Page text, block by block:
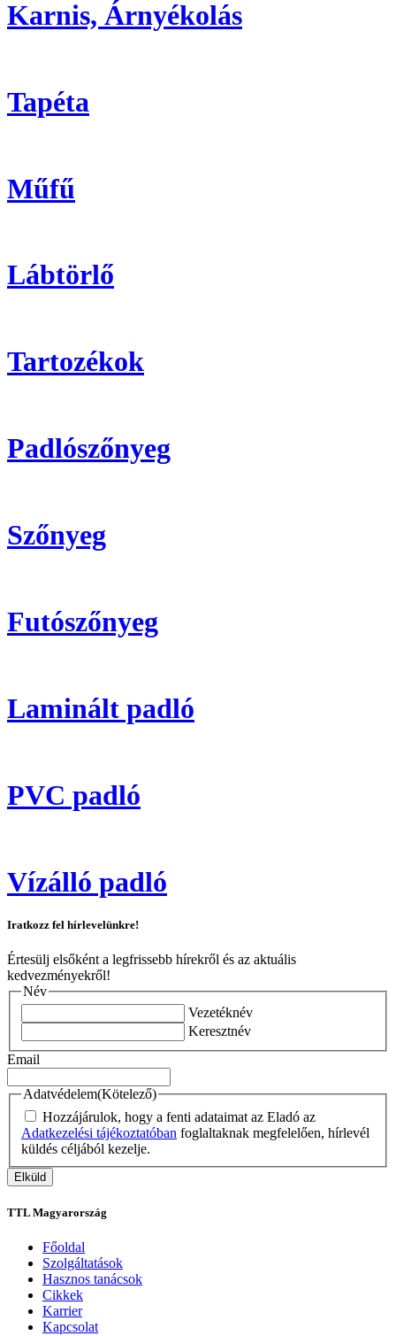
Karnis, Árnyékolás
Tapéta
Műfű
Lábtörlő
Tartozékok
Padlószőnyeg
Szőnyeg
Futószőnyeg
Laminált padló
PVC padló
Vízálló padló
Iratkozz fel hírlevelünkre!
Értesülj elsőként a legfrissebb hírekről és az aktuális
kedvezményekről!
Név
Vezetéknév
Keresztnév
Email
Adatvédelem(Kötelező)
Hozzájárulok, hogy a fenti adataimat az Eladó az
Adatkezelési tájékoztatóban foglaltaknak megfelelően, hírlevél
küldés céljából kezelje.
TTL Magyarország
Főoldal
Szolgáltatások
Hasznos tanácsok
Cikkek
Karrier
Kapcsolat